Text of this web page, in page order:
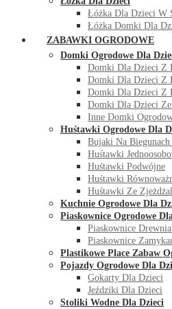
Łóżka Dla Dzieci W
Łóżka Domki Dla
ZABAWKI OGRODOWE
Domki Ogrodowe Dla
Domki Dla Dzieci Z
Domki Dla Dzieci Z
Domki Dla Dzieci Z
Domki Dla Dzieci
Inne Domki
Huśtawki Ogrodowe Dla
Bujaki Na
Huśtawki
Huśtawki Podwójne
Huśtawki
Huśtawki Ze
Kuchnie Ogrodowe Dla
Piaskownice Ogrodowe
Piaskownice
Piaskownice
Plastikowe Place Zabaw
Pojazdy Ogrodowe Dla
Gokarty Dla Dzieci
Jeździki Dla Dzieci
Stoliki Wodne Dla Dzieci